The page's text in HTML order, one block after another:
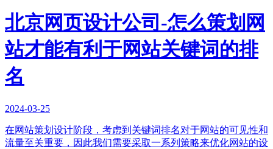
北京网页设计公司-怎么策划网
站才能有利于网站关键词的排
名
2024-03-25
在网站策划设计阶段，考虑到关键词排名对于网站的可见性和
流量至关重要，因此我们需要采取一系列策略来优化网站的设